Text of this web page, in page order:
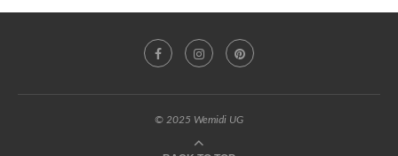
© 2025 Wemidi UG